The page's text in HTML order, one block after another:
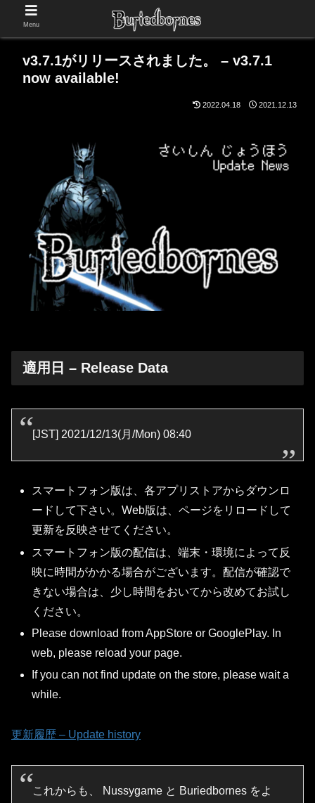
v3.7.1がリリースされました。 – v3.7.1
now available!
2022.04.18 2021.12.13
適用日 – Release Data
[JST] 2021/12/13(月/Mon) 08:40
スマートフォン版は、各アプリストアからダウンロ
ードして下さい。Web版は、ページをリロードして
更新を反映させてください。
スマートフォン版の配信は、端末・環境によって反
映に時間がかかる場合がございます。配信が確認で
きない場合は、少し時間をおいてから改めてお試し
ください。
Please download from AppStore or GooglePlay. In
web, please reload your page.
If you can not find update on the store, please wait a
while.
更新履歴 – Update history
これからも、 Nussygame と Buriedbornes をよ
Menu